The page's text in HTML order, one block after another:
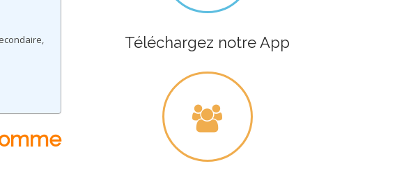
Téléchargez notre App